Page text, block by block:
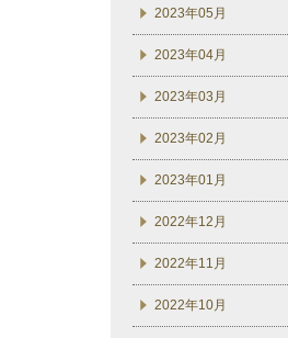
2023年05月
2023年04月
2023年03月
2023年02月
2023年01月
2022年12月
2022年11月
2022年10月